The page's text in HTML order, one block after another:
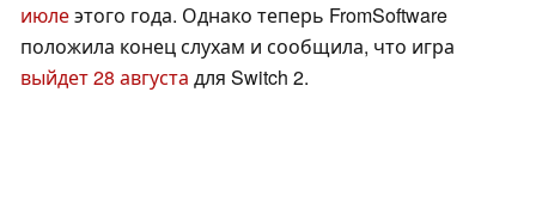
июлеэтого года. Однако теперь FromSoftware
положила конец слухам и сообщила, что игра
выйдет 28 августа для Switch 2.